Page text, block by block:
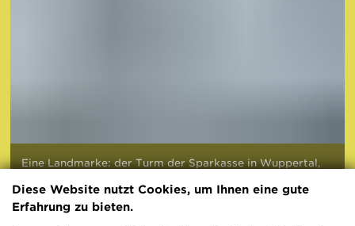
Eine Landmarke: der Turm der Sparkasse in Wuppertal,
Wuppertal.
Diese Website nutzt Cookies, um Ihnen eine gute
Erfahrung zu bieten.